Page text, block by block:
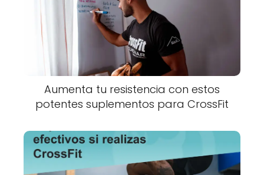
Aumenta tu resistencia con estos
potentes suplementos para CrossFit